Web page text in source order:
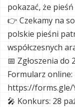
pokazać, że
👉 Czekamy na
polskie pieśni
współczesnych
📅 Zgłoszenia do
Formularz online:
https://forms.gle/
🎤 Konkurs: 28